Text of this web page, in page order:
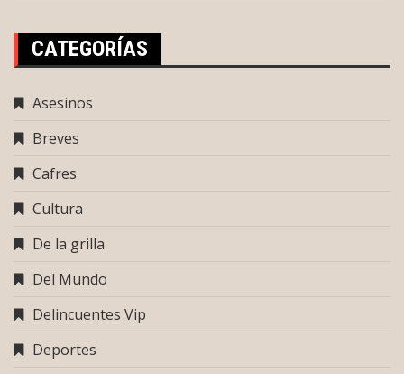
CATEGORÍAS
Asesinos
Breves
Cafres
Cultura
De la grilla
Del Mundo
Delincuentes Vip
Deportes